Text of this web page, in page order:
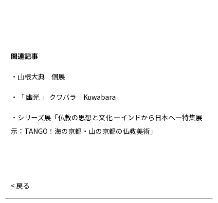
関連記事
・山根大典 個展
・「 幽光 」 ​クワバラ｜Kuwabara
・シリーズ展「仏教の思想と文化 ―インドから日本へ―特集展
示：TANGO！海の京都・山の京都の仏教美術」
< 戻る